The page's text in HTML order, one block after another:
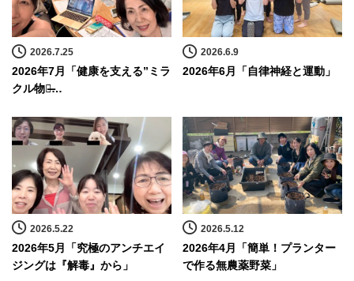
2026.7.25
2026年7月「健康を支える”ミラ
クル物質̶…
2026.6.9
2026年6月「自律神経と運動」
2026.5.22
2026年5月「究極のアンチエイ
ジングは『解毒』から」
2026.5.12
2026年4月「簡単！プランター
で作る無農薬野菜」